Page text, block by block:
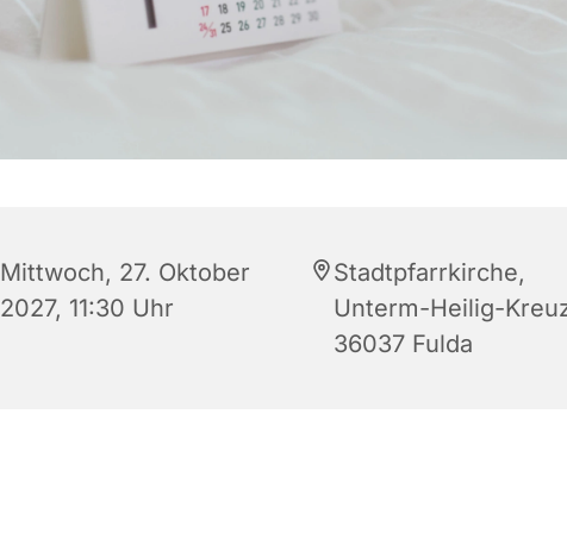
Mittwoch, 27. Oktober
2027, 11:30 Uhr
Stadtpfarrkirche,
Unterm-Heilig-
36037 Fulda